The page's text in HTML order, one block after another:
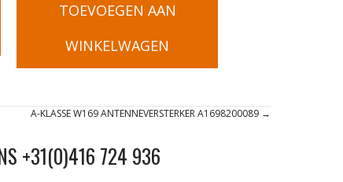
TOEVOEGEN AAN
WINKELWAGEN
A-KLASSE W169 ANTENNEVERSTERKER A1698200089 →
+31(0)416 724 936